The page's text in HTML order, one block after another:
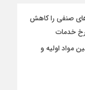
صنفی را کاهش
خدمات
مواد اولیه و